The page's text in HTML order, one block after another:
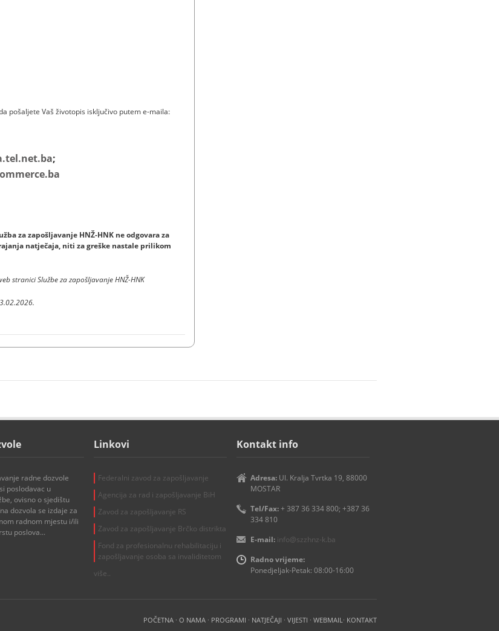
pošaljete Vaš životopis isključivo putem e-maila:
;
godine.
za zapošljavanje HNŽ-HNK ne odgovara za
natječaja, niti za greške nastale prilikom
stranici Službe za zapošljavanje HNŽ-HNK
radne dozvole
poslodavac u
ovisno o sjedištu
dozvola se izdaje za
radnom mjestu i/ili
poslova...
Linkovi
Federalni zavod za zapošljavanje
Agencija za rad i zapošljavanje BiH
Zavod za zapošljavanje RS
Zavod za zapošljavanje Brčko distrikta
Fond za profesionalnu rehabilitaciju i
zapošljavanje osoba sa invaliditetom
više..
Kontakt info
Adresa: Ul. Kralja Tvrtka 19, 88000
MOSTAR
Tel/Fax:+ 387 36 334 800; +387 36
334 810
E-mail: info@szzhnz-k.ba
Radno vrijeme:
Ponedjeljak-Petak: 08:00-16:00
POČETNA · O NAMA · PROGRAMI · NATJEČAJI · VIJESTI · WEBMAIL · KONTAKT